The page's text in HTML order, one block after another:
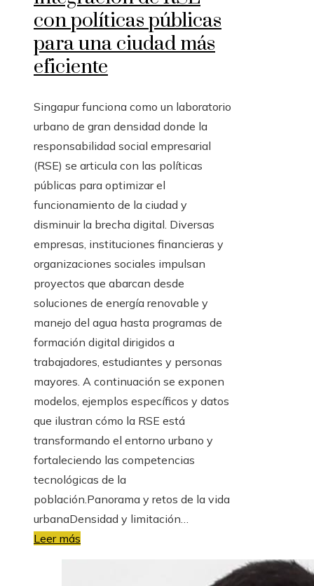
con políticas públicas
para una ciudad más
eficiente
Singapur funciona como un laboratorio
urbano de gran densidad donde la
responsabilidad social empresarial
(RSE) se articula con las políticas
públicas para optimizar el
funcionamiento de la ciudad y
disminuir la brecha digital. Diversas
empresas, instituciones financieras y
organizaciones sociales impulsan
proyectos que abarcan desde
soluciones de energía renovable y
manejo del agua hasta programas de
formación digital dirigidos a
trabajadores, estudiantes y personas
mayores. A continuación se exponen
modelos, ejemplos específicos y datos
que ilustran cómo la RSE está
transformando el entorno urbano y
fortaleciendo las competencias
tecnológicas de la
población.Panorama y retos de la vida
urbanaDensidad y limitación…
Leer más